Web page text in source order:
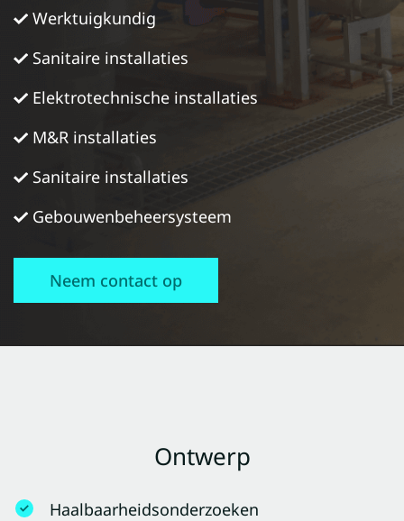
Werktuigkundig
Sanitaire installaties
Elektrotechnische installaties
M&R installaties
Sanitaire installaties
Gebouwenbeheersysteem
Neem contact op
Ontwerp
Haalbaarheidsonderzoeken